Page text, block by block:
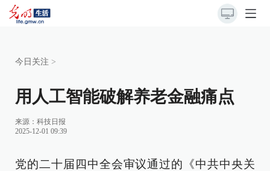
今日关注 >
用人工智能破解养老金融痛点
来源： 科技日报
2025-12-01 09:39
党的二十届四中全会审议通过的《中共中央关